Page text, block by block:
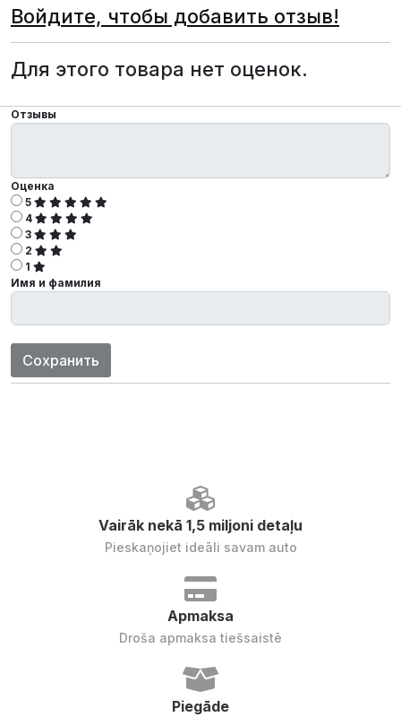
Войдите, чтобы добавить отзыв!
Для этого товара нет оценок.
Отзывы
Оценка
5
4
3
2
1
Имя и фамилия
Сохранить
Vairāk nekā 1,5 miljoni detaļu
Pieskaņojiet ideāli savam auto
Apmaksa
Droša apmaksa tiešsaistē
Piegāde